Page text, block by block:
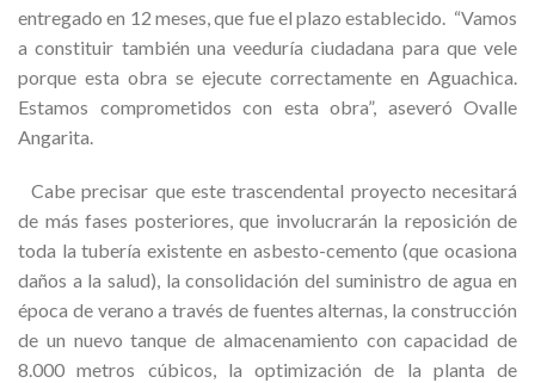
entregado en 12 meses, que fue el plazo establecido. “Vamos
a constituir también una veeduría ciudadana para que vele
porque esta obra se ejecute correctamente en Aguachica.
Estamos comprometidos con esta obra”, aseveró Ovalle
Angarita.
Cabe precisar que este trascendental proyecto necesitará
de más fases posteriores, que involucrarán la reposición de
toda la tubería existente en asbesto-cemento (que ocasiona
daños a la salud), la consolidación del suministro de agua en
época de verano a través de fuentes alternas, la construcción
de un nuevo tanque de almacenamiento con capacidad de
8.000 metros cúbicos, la optimización de la planta de